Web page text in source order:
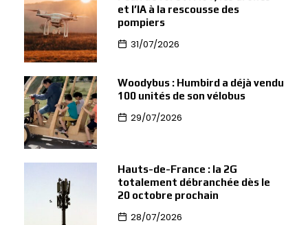
et l’IA à la rescousse des
pompiers
31/07/2026
Woodybus : Humbird a déjà vendu
100 unités de son vélobus
29/07/2026
Hauts-de-France : la 2G
totalement débranchée dès le
20 octobre prochain
28/07/2026